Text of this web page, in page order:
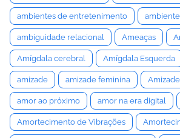
ambientes de entretenimento
ambiguidade relacional Ameaças
Amígdala cerebral Amígdala Esquerda
amizade amizade feminina
amor ao próximo amor na era digital
Amortecimento de Vibrações